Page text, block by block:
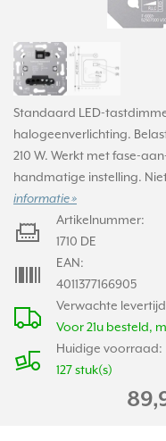
Standaard LED-
halogeenverlichting.
210 W. Werkt met fase-
handmatige instelling.
informatie »
Verwachte
Voor 21u besteld,
Huidige voorraad:
127 stuk(s)
Artikelnummer:
1710 DE
EAN:
4011377166905